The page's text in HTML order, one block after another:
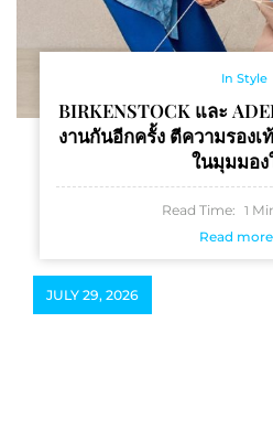
In Style
BIRKENSTOCK และ
งานกันอีกครั้ง ตีความรองเ
ในมุมมอ
Read Time: 1
Read more
JULY 29, 2026